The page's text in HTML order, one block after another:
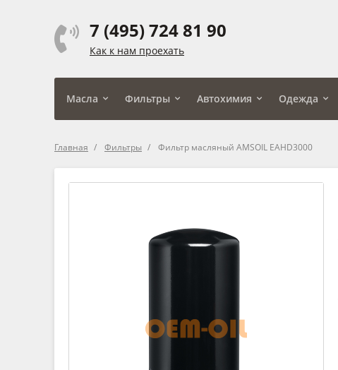
7 (495) 724 81 90
Как к нам проехать
Масла Фильтры Автохимия Одежда
Главная Фильтры Фильтр масляный AMSOIL EAHD3000